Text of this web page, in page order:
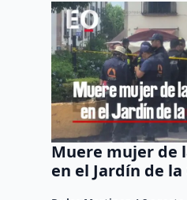
Muere mujer de
en el Jardín de